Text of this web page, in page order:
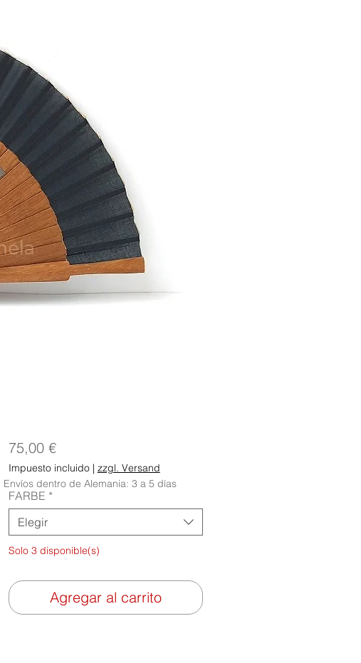
75,00 €Precio
Impuesto incluido| zzgl. Versand
FARBE *
Elegir
Solo 3 disponible(s)
Agregar al carrito
Envíos dentro de Alemania: 3 a 5 días